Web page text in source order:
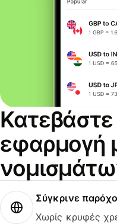
εφαρμογή
Σύγκρινε
Χωρίς κρυφές